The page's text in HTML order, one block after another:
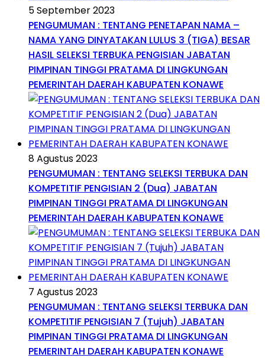
5 September 2023
PENGUMUMAN : TENTANG PENETAPAN NAMA –
NAMA YANG DINYATAKAN LULUS 3 (TIGA) BESAR
HASIL SELEKSI TERBUKA PENGISIAN JABATAN
PIMPINAN TINGGI PRATAMA DI LINGKUNGAN
PEMERINTAH DAERAH KABUPATEN KONAWE
8 Agustus 2023
PENGUMUMAN : TENTANG SELEKSI TERBUKA DAN
KOMPETITIF PENGISIAN 2 (Dua) JABATAN
PIMPINAN TINGGI PRATAMA DI LINGKUNGAN
PEMERINTAH DAERAH KABUPATEN KONAWE
7 Agustus 2023
PENGUMUMAN : TENTANG SELEKSI TERBUKA DAN
KOMPETITIF PENGISIAN 7 (Tujuh) JABATAN
PIMPINAN TINGGI PRATAMA DI LINGKUNGAN
PEMERINTAH DAERAH KABUPATEN KONAWE